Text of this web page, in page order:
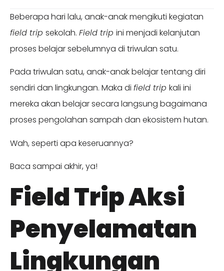
Beberapa hari lalu, anak-anak mengikuti kegiatan
field trip sekolah. Field trip ini menjadi kelanjutan
proses belajar sebelumnya di triwulan satu.
Pada triwulan satu, anak-anak belajar tentang diri
sendiri dan lingkungan. Maka di field trip kali ini
mereka akan belajar secara langsung bagaimana
proses pengolahan sampah dan ekosistem hutan.
Wah, seperti apa keseruannya?
Baca sampai akhir, ya!
Field Trip Aksi
Penyelamatan
Lingkungan